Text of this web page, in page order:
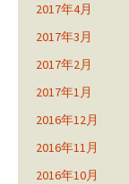
2017年4月
2017年3月
2017年2月
2017年1月
2016年12月
2016年11月
2016年10月